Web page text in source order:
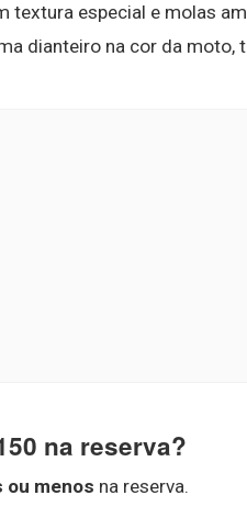
textura especial e molas
dianteiro na cor da moto,
na reserva?
ou menos na reserva.